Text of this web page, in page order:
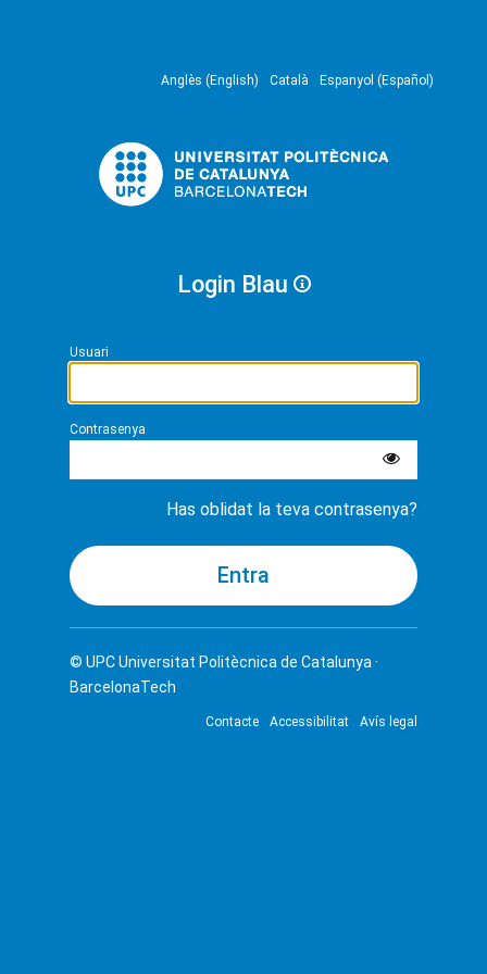
Anglès (English) Català Espanyol (Español)
Login Blau
Usuari
Contrasenya
Has oblidat la teva contrasenya?
© UPCUniversitat Politècnica de Catalunya ·
BarcelonaTech
Contacte Accessibilitat Avís legal